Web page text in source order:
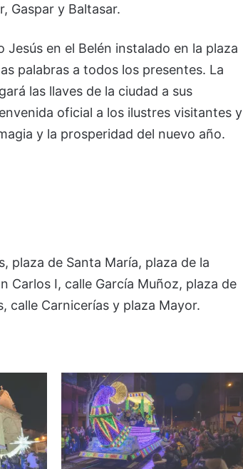
Gaspar y Baltasar.
en el Belén instalado en la plaza
palabras a todos los presentes. La
las llaves de la ciudad a sus
oficial a los ilustres visitantes y
y la prosperidad del nuevo año.
plaza de Santa María, plaza de la
Carlos I, calle García Muñoz, plaza de
calle Carnicerías y plaza Mayor.